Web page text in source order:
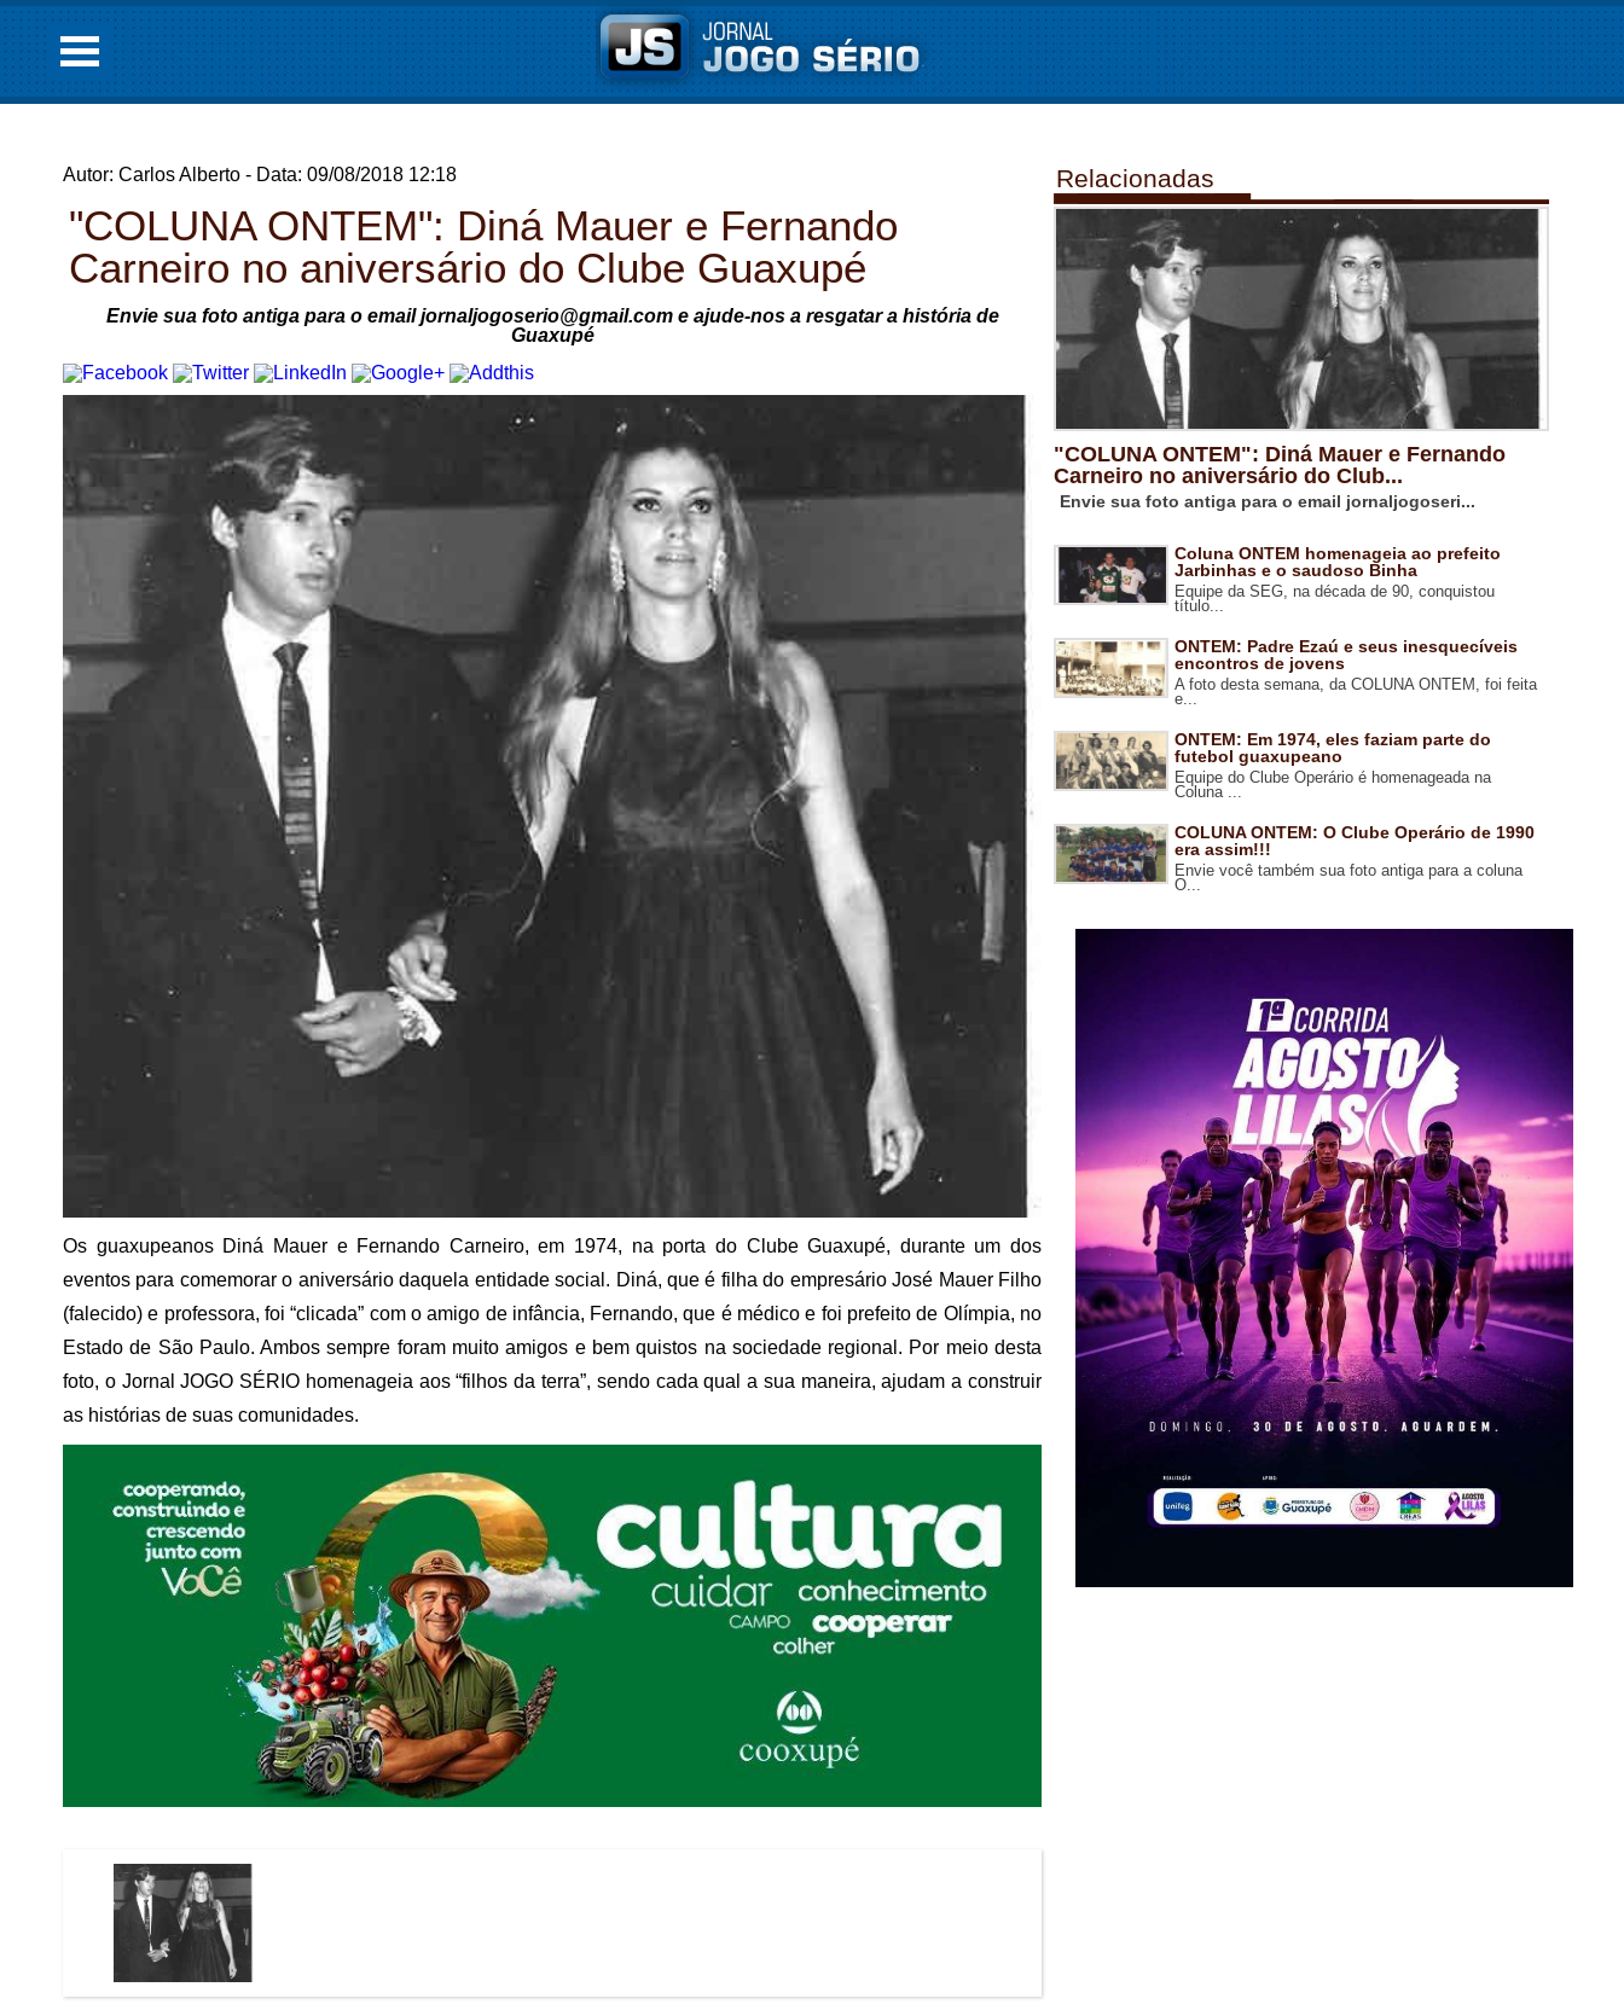
Autor: Carlos Alberto - Data: 09/08/2018 12:18
"COLUNA ONTEM": Diná Mauer e Fernando
Carneiro no aniversário do Clube Guaxupé
Envie sua foto antiga para o email jornaljogoserio@gmail.com e ajude-nos a resgatar a história de
Guaxupé
Os guaxupeanos Diná Mauer e Fernando Carneiro, em 1974, na porta do Clube Guaxupé, durante um dos
eventos para comemorar o aniversário daquela entidade social. Diná, que é filha do empresário José Mauer Filho
(falecido) e professora, foi “clicada” com o amigo de infância, Fernando, que é médico e foi prefeito de Olímpia, no
Estado de São Paulo. Ambos sempre foram muito amigos e bem quistos na sociedade regional. Por meio desta
foto, o Jornal JOGO SÉRIO homenageia aos “filhos da terra”, sendo cada qual a sua maneira, ajudam a construir
as histórias de suas comunidades.
Relacionadas
"COLUNA ONTEM": Diná Mauer e Fernando
Carneiro no aniversário do Club...
Envie sua foto antiga para o email jornaljogoseri...
Coluna ONTEM homenageia ao prefeito
Jarbinhas e o saudoso Binha
Equipe da SEG, na década de 90, conquistou
título...
ONTEM: Padre Ezaú e seus inesquecíveis
encontros de jovens
A foto desta semana, da COLUNA ONTEM, foi feita
e...
ONTEM: Em 1974, eles faziam parte do
futebol guaxupeano
Equipe do Clube Operário é homenageada na
Coluna ...
COLUNA ONTEM: O Clube Operário de 1990
era assim!!!
Envie você também sua foto antiga para a coluna
O...